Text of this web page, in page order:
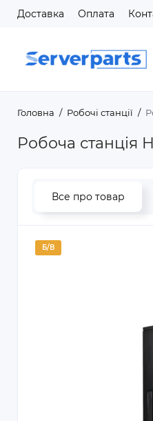
Доставка Оплата
Головна Робочі станції
Робоча станція
Все про товар
Б/В